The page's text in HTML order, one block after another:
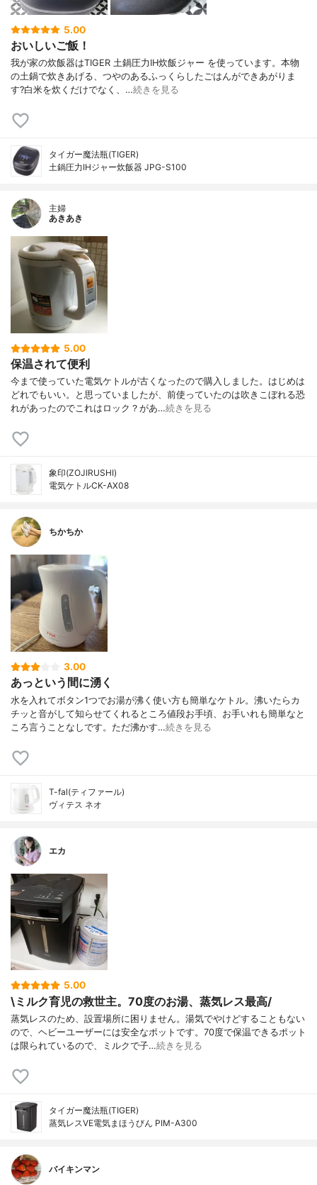
5.00
おいしいご飯！
我が家の炊飯器はTIGER 土鍋圧力IH炊飯ジャー を使っています。本物
の土鍋で炊きあげる、つやのあるふっくらしたごはんができあがりま
す?白米を炊くだけでなく、…続きを見る
タイガー魔法瓶(TIGER)
土鍋圧力IHジャー炊飯器 JPG-S100
主婦
あきあき
5.00
保温されて便利
今まで使っていた電気ケトルが古くなったので購入しました。はじめは
どれでもいい。と思っていましたが、前使っていたのは吹きこぼれる恐
れがあったのでこれはロック？があ…続きを見る
象印(ZOJIRUSHI)
電気ケトルCK-AX08
ちかちか
3.00
あっという間に湧く
水を入れてボタン1つでお湯が沸く使い方も簡単なケトル。沸いたらカ
チッと音がして知らせてくれるところ値段お手頃、お手いれも簡単なと
ころ言うことなしです。ただ沸かす…続きを見る
T-fal(ティファール)
ヴィテス ネオ
エカ
5.00
\ミルク育児の救世主。70度のお湯、蒸気レス最高/
蒸気レスのため、設置場所に困りません。湯気でやけどすることもない
ので、ヘビーユーザーには安全なポットです。70度で保温できるポット
は限られているので、ミルクで子…続きを見る
タイガー魔法瓶(TIGER)
蒸気レスVE電気まほうびん PIM-A300
バイキンマン